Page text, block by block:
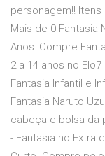
personagem!!
Mais de 0 Fantasia
Anos: Compre
2 a 14 anos no
Fantasia Infantil e
Fantasia Naruto
cabeça e bolsa da
- Fantasia no